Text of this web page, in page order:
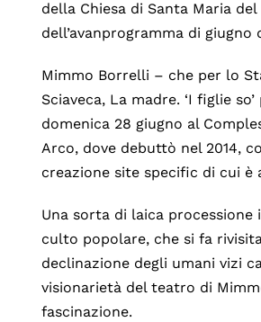
della Chiesa di Santa Maria
dell’avanprogramma di
Mimmo Borrelli – che per lo
Sciaveca, La madre. ‘I figlie
domenica 28 giugno al
Arco, dove debuttò nel 2014,
creazione site specific di cui
Una sorta di laica
culto popolare, che si fa
declinazione degli umani vizi
visionarietà del teatro di
fascinazione.